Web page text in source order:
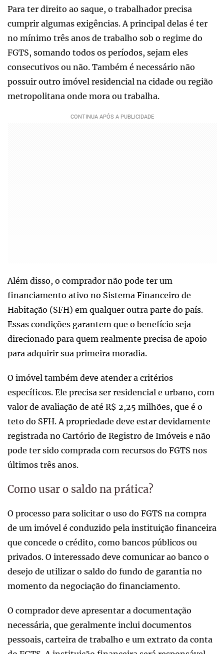
Para ter direito ao saque, o trabalhador precisa
cumprir algumas exigências. A principal delas é ter
no mínimo três anos de trabalho sob o regime do
FGTS, somando todos os períodos, sejam eles
consecutivos ou não. Também é necessário não
possuir outro imóvel residencial na cidade ou região
metropolitana onde mora ou trabalha.
Além disso, o comprador não pode ter um
financiamento ativo no Sistema Financeiro de
Habitação (SFH) em qualquer outra parte do país.
Essas condições garantem que o benefício seja
direcionado para quem realmente precisa de apoio
para adquirir sua primeira moradia.
O imóvel também deve atender a critérios
específicos. Ele precisa ser residencial e urbano, com
valor de avaliação de até R$ 2,25 milhões, que é o
teto do SFH. A propriedade deve estar devidamente
registrada no Cartório de Registro de Imóveis e não
pode ter sido comprada com recursos do FGTS nos
últimos três anos.
Como usar o saldo na prática?
O processo para solicitar o uso do FGTS na compra
de um imóvel é conduzido pela instituição financeira
que concede o crédito, como bancos públicos ou
privados. O interessado deve comunicar ao banco o
desejo de utilizar o saldo do fundo de garantia no
momento da negociação do financiamento.
O comprador deve apresentar a documentação
necessária, que geralmente inclui documentos
pessoais, carteira de trabalho e um extrato da conta